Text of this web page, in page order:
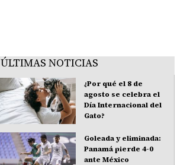
ÚLTIMAS NOTICIAS
¿Por qué el 8 de
agosto se celebra el
Día Internacional del
Gato?
Goleada y eliminada:
Panamá pierde 4-0
ante México